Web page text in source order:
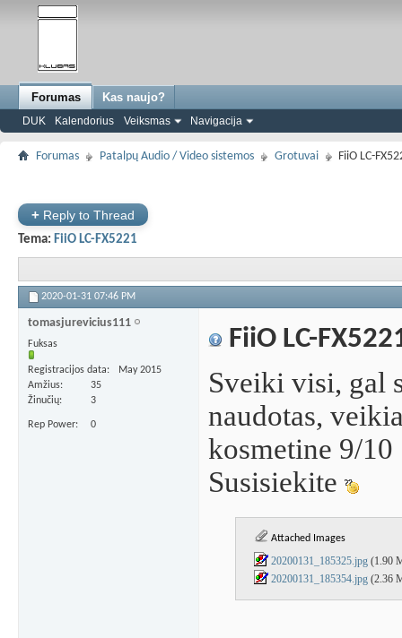
Forumas
DUK Kalendorius Veiksmas Navigacija
Kas naujo?
Forumas Patalpų Audio / Video sistemos Grotuvai FiiO LC-
+ Reply to Thread
Tema: FiiO LC-FX5221
2020-01-31 07:46 PM
tomasjurevicius111
Fuksas
Registracijos data
May 2015
Amžius
35
Žinučių
3
Rep Power 0
FiiO LC-
Sveiki visi, gal
naudotas,
kosmetine 9/10
Susisiekite
Attached Images
20200131_185325.jpg (1.90
20200131_185354.jpg (2.36